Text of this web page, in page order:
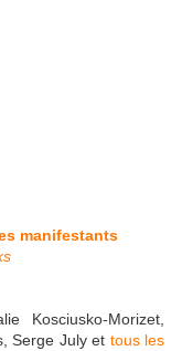
manifestants
Kosciusko-Morizet,
Serge July et tous les